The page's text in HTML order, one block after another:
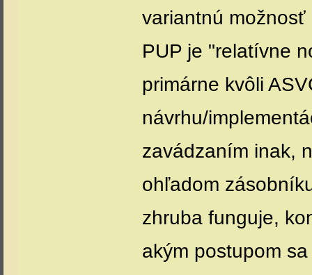
variantnú
PUP je "relatívne
primárne kvôli
návrhu/
zavádzaním inak,
ohľadom
zhruba funguje,
akým postupom